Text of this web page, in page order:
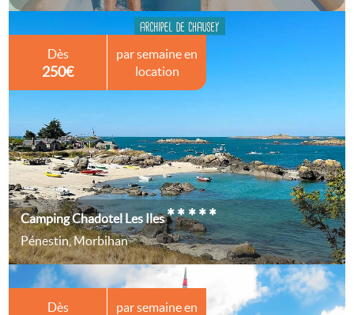
Dès
250€
par semaine en
location
Camping Chadotel Les Iles*****
Pénestin, Morbihan
Dès
par semaine en